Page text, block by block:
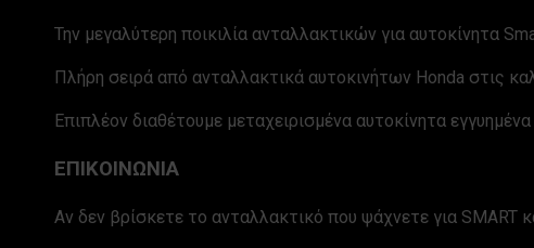
Την μεγαλύτερη ποικιλία ανταλλακτικών για αυτοκίνητα
Πλήρη σειρά από ανταλλακτικά αυτοκινήτων Honda στις
Επιπλέον διαθέτουμε μεταχειρισμένα αυτοκίνητα
ΕΠΙΚΟΙΝΩΝΙΑ
Αν δεν βρίσκετε το ανταλλακτικό που ψάχνετε για SMART